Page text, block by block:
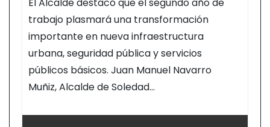
MANUEL NAVARRO
trabajo plasmará una transformación
importante en nueva infraestructura
urbana, seguridad pública y servicios
públicos básicos. Juan Manuel Navarro
Muñiz, Alcalde de Soledad…